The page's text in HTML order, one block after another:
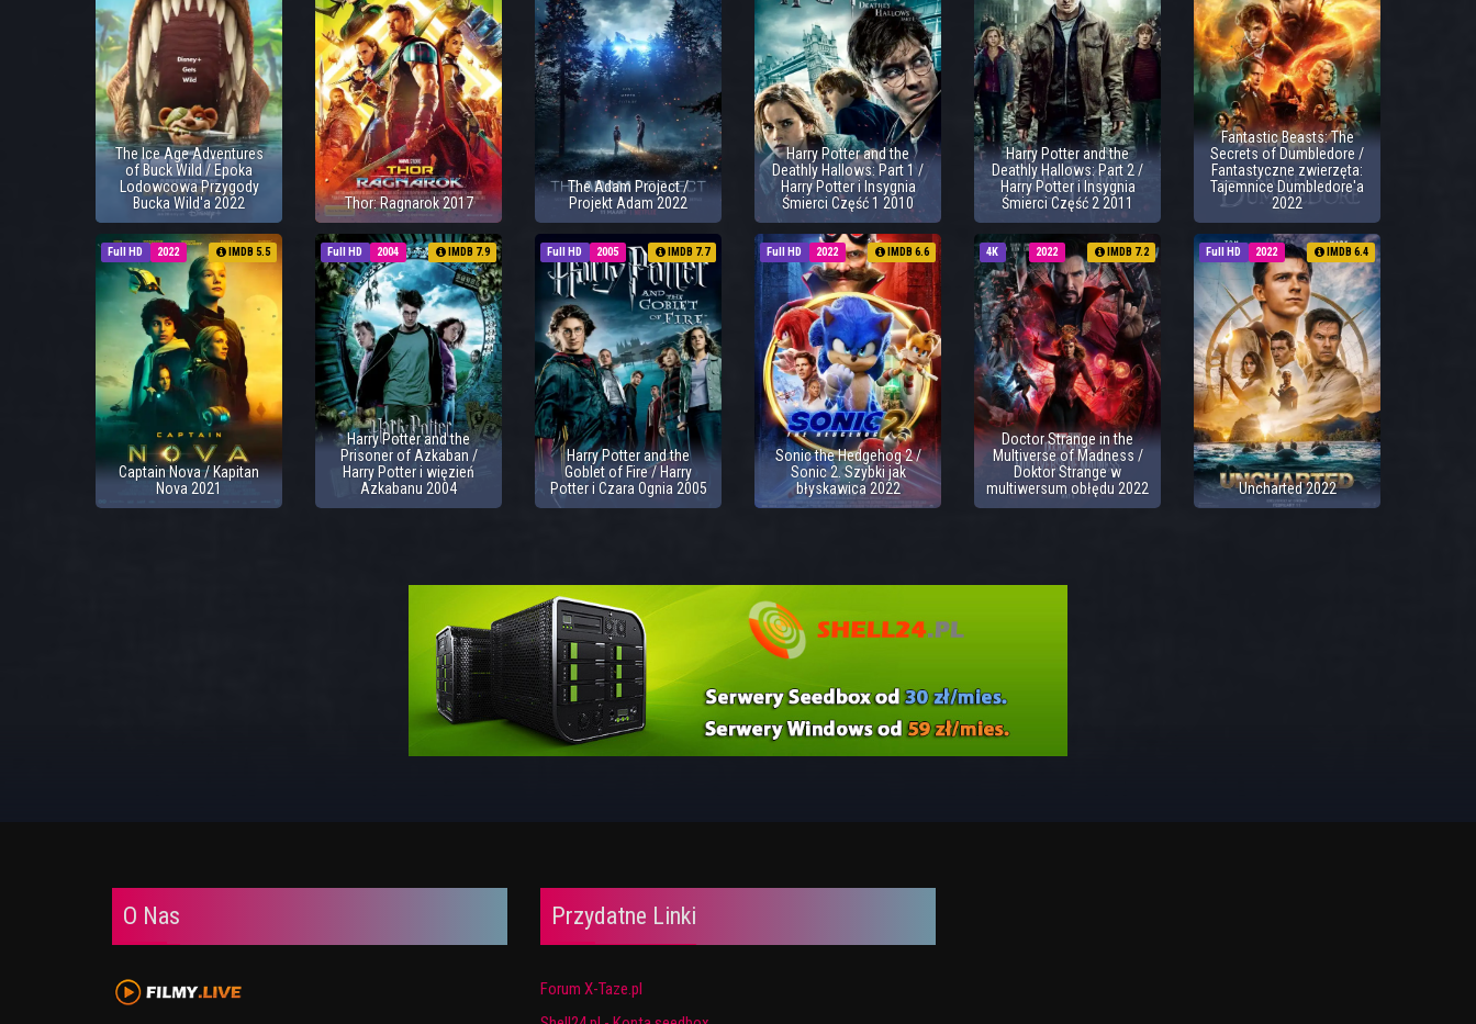
The Ice Age Adventures
of Buck Wild / Epoka
Lodowcowa Przygody
Bucka Wild'a 2022
Thor: Ragnarok 2017
The Adam Project /
Projekt Adam 2022
Harry Potter and the
Deathly Hallows: Part 1 /
Harry Potter i Insygnia
Śmierci Część 1 2010
Harry Potter and the
Deathly Hallows: Part 2 /
Harry Potter i Insygnia
Śmierci Część 2 2011
Fantastic Beasts: The
Secrets of Dumbledore /
Fantastyczne zwierzęta:
Tajemnice Dumbledore'a
2022
Full HD 2022 IMDB 5.5
Captain Nova / Kapitan
Nova 2021
Full HD 2004 IMDB 7.9
Harry Potter and the
Prisoner of Azkaban /
Harry Potter i więzień
Azkabanu 2004
Full HD 2005 IMDB 7.7
Harry Potter and the
Goblet of Fire / Harry
Potter i Czara Ognia 2005
Full HD 2022 IMDB 6.6
Sonic the Hedgehog 2 /
Sonic 2. Szybki jak
błyskawica 2022
4K 2022 IMDB 7.2
Doctor Strange in the
Multiverse of Madness /
Doktor Strange w
multiwersum obłędu 2022
Full HD 2022 IMDB 6.4
Uncharted 2022
O Nas Przydatne Linki
Forum X-Taze.pl